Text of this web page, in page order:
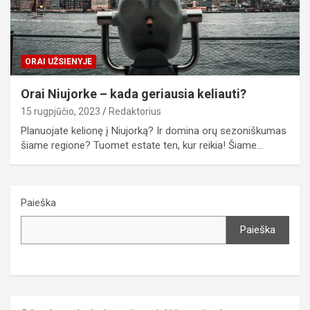
ORAI UŽSIENYJE
Orai Niujorke – kada geriausia keliauti?
15 rugpjūčio, 2023 Redaktorius
Planuojate kelionę į Niujorką? Ir domina orų sezoniškumas
šiame regione? Tuomet estate ten, kur reikia! Šiame…
Paieška
Paieška